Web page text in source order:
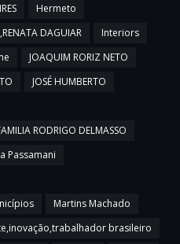
Hermeto
DAGUIAR
Interiors
JOAQUIM RORIZ NETO
JOSÉ HUMBERTO
RODRIGO DELMASSO
Passamani
Martins Machado
brasileiro